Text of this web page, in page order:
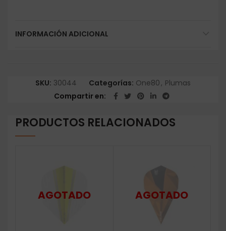
INFORMACIÓN ADICIONAL
SKU: 30044 Categorías: One80, Plumas
Compartir en
PRODUCTOS RELACIONADOS